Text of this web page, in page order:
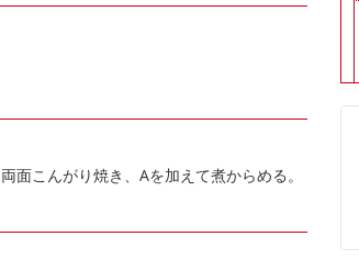
面こんがり焼き、Aを加えて煮からめる。